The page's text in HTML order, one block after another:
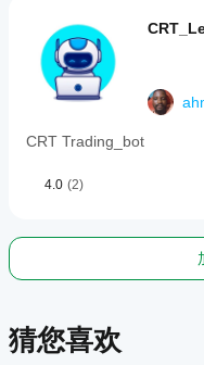
(gold)
and
includes
parameters
for
settings,
opacity,
and
It
requires
CRT Trading_bot
4.0 (2)
猜您喜欢